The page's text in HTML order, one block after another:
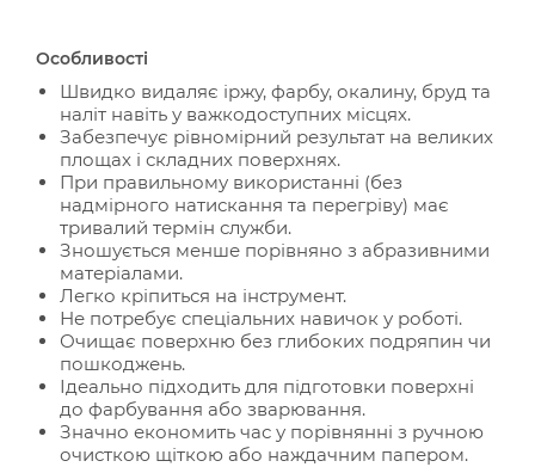
Особливості
Швидко видаляє іржу, фарбу, окалину, бруд та
наліт навіть у важкодоступних місцях.
Забезпечує рівномірний результат на великих
площах і складних поверхнях.
При правильному використанні (без
надмірного натискання та перегріву) має
тривалий термін служби.
Зношується менше порівняно з абразивними
матеріалами.
Легко кріпиться на інструмент.
Не потребує спеціальних навичок у роботі.
Очищає поверхню без глибоких подряпин чи
пошкоджень.
Ідеально підходить для підготовки поверхні
до фарбування або зварювання.
Значно економить час у порівнянні з ручною
очисткою щіткою або наждачним папером.